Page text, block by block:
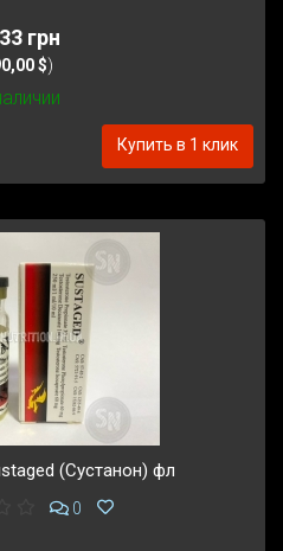
грн
$)
Купить в 1 клик
(Сустанон) фл
0